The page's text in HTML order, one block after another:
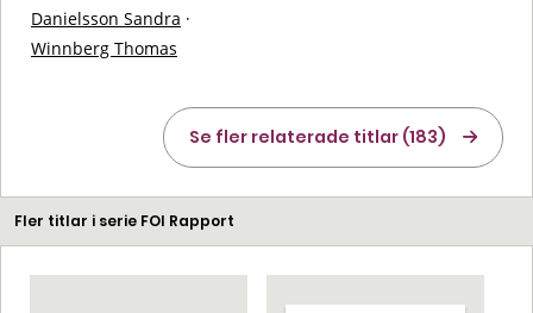
Danielsson Sandra ·
Winnberg Thomas
Se fler relaterade titlar (183)
Fler titlar i serie FOI Rapport